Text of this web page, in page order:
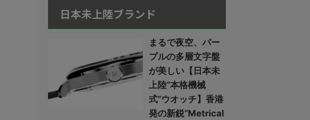
日本未上陸ブランド
まるで夜空、パー
プルの多層文字盤
が美しい【日本未
上陸“本格機械
式”ウオッチ】香港
発の新鋭“Metrical